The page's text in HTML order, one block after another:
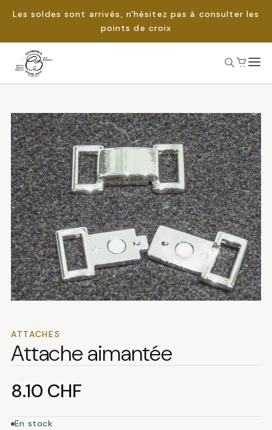
Les soldes sont arrivés, n'hésitez pas à consulter les
points de croix
Passer
ATTACHES
Attache aimantée
8.10 CHF
En stock